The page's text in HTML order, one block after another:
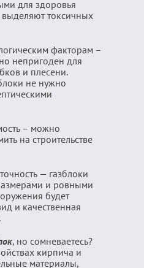
для здоровья
токсичных
факторам –
непригоден для
и плесени.
не нужно
– можно
на строительстве
— газблоки
и ровными
будет
и качественная
, но сомневаетесь?
кирпича и
материалы,